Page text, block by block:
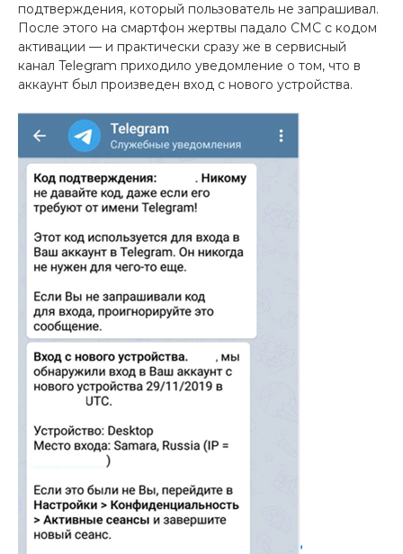
подтверждения, который пользователь не запрашивал.
После этого на смартфон жертвы падало СМС с кодом
активации — и практически сразу же в сервисный
канал Telegram приходило уведомление о том, что в
аккаунт был произведен вход с нового устройства.